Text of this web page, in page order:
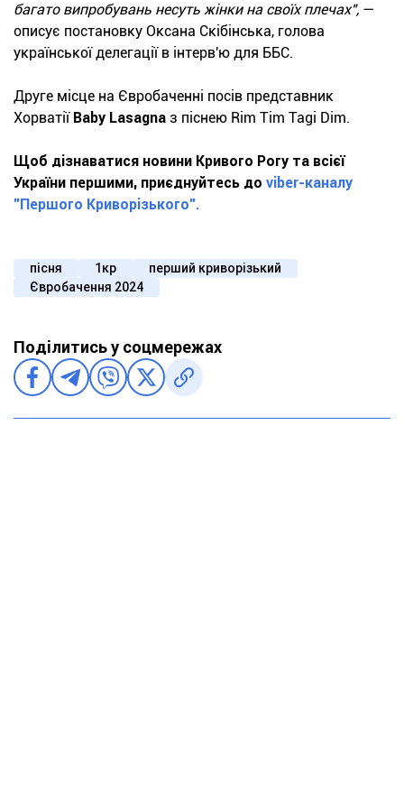
багато випробувань несуть жінки на своїх плечах", —
описує постановку Оксана Скібінська, голова
української делегації в інтерв'ю для ББС.
Друге місце на Євробаченні посів представник
Хорватії Baby Lasagna з піснею Rim Tim Tagi Dim.
Щоб дізнаватися новини Кривого Рогу та всієї
України першими, приєднуйтесь до viber-каналу
"Першого Криворізького".
пісня 1кр
перший криворізький
Євробачення 2024
Поділитись у соцмережах